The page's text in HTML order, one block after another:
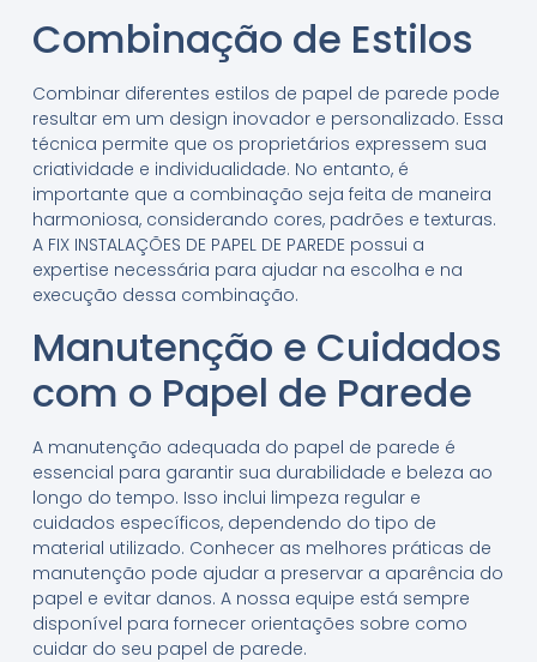
Combinação de Estilos
Combinar diferentes estilos de papel de parede pode
resultar em um design inovador e personalizado. Essa
técnica permite que os proprietários expressem sua
criatividade e individualidade. No entanto, é
importante que a combinação seja feita de maneira
harmoniosa, considerando cores, padrões e texturas.
A FIX INSTALAÇÕES DE PAPEL DE PAREDE possui a
expertise necessária para ajudar na escolha e na
execução dessa combinação.
Manutenção e Cuidados
com o Papel de Parede
A manutenção adequada do papel de parede é
essencial para garantir sua durabilidade e beleza ao
longo do tempo. Isso inclui limpeza regular e
cuidados específicos, dependendo do tipo de
material utilizado. Conhecer as melhores práticas de
manutenção pode ajudar a preservar a aparência do
papel e evitar danos. A nossa equipe está sempre
disponível para fornecer orientações sobre como
cuidar do seu papel de parede.